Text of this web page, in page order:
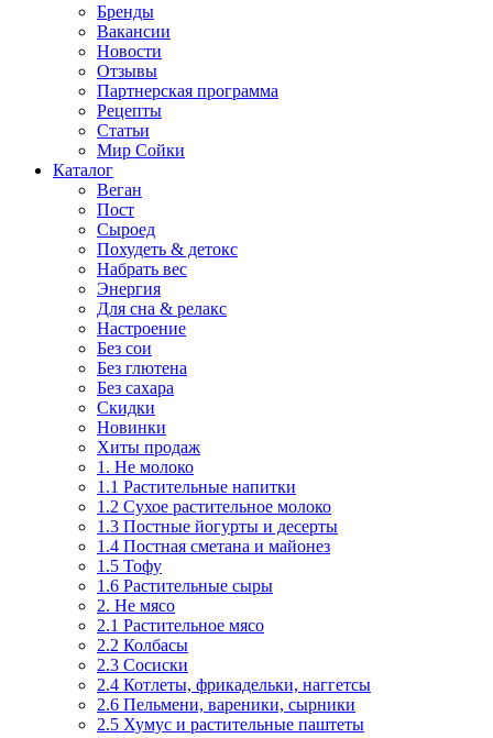
Бренды
Вакансии
Новости
Отзывы
Партнерская программа
Рецепты
Статьи
Мир Сойки
Каталог
Веган
Пост
Сыроед
Похудеть & детокс
Набрать вес
Энергия
Для сна & релакс
Настроение
Без сои
Без глютена
Без сахара
Скидки
Новинки
Хиты продаж
1. Не молоко
1.1 Растительные напитки
1.2 Сухое растительное молоко
1.3 Постные йогурты и десерты
1.4 Постная сметана и майонез
1.5 Тофу
1.6 Растительные сыры
2. Не мясо
2.1 Растительное мясо
2.2 Колбасы
2.3 Сосиски
2.4 Котлеты, фрикадельки, наггетсы
2.6 Пельмени, вареники, сырники
2.5 Хумус и растительные паштеты